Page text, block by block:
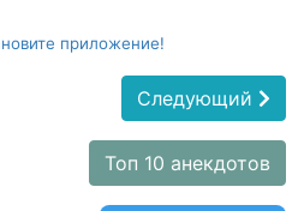
приложение!
Следующий
Топ 10 анекдотов